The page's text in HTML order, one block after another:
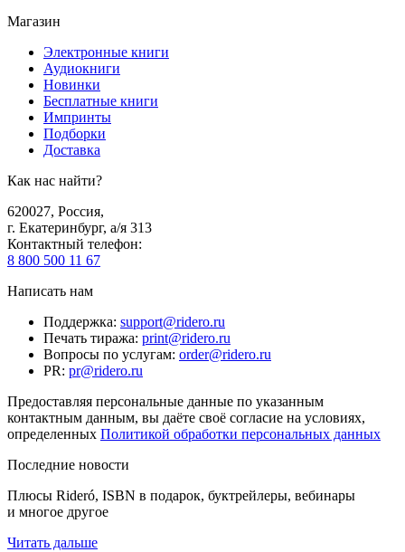
Магазин
Электронные книги
Аудиокниги
Новинки
Бесплатные книги
Импринты
Подборки
Доставка
Как нас найти?
620027, Россия,
г. Екатеринбург, а/я 313
Контактный телефон:
8 800 500 11 67
Написать нам
Поддержка: support@ridero.ru
Печать тиража: print@ridero.ru
Вопросы по услугам: order@ridero.ru
PR: pr@ridero.ru
Предоставляя персональные данные по указанным
контактным данным, вы даёте своё согласие на условиях,
определенных Политикой обработки персональных данных
Последние новости
Плюсы Rideró, ISBN в подарок, буктрейлеры, вебинары
и многое другое
Читать дальше